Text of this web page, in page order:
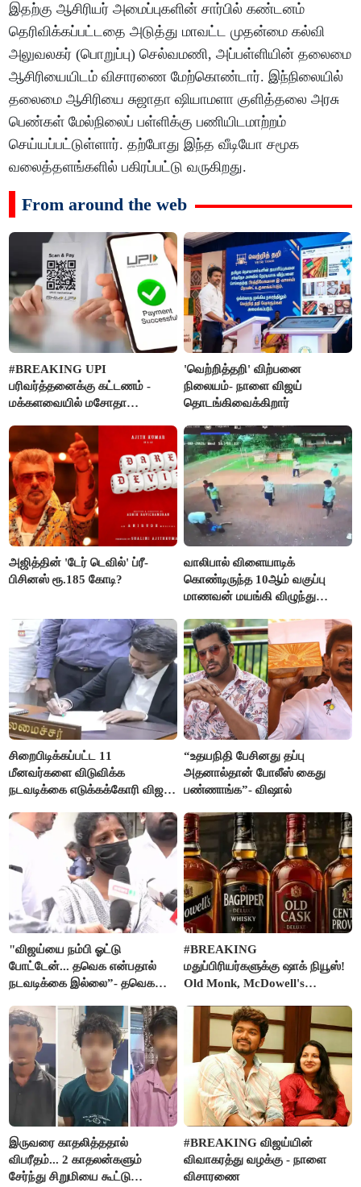
இதற்கு ஆசிரியர் அமைப்புகளின் சார்பில் கண்டனம்
தெரிவிக்கப்பட்டதை அடுத்து மாவட்ட முதன்மை கல்வி
அலுவலகர் (பொறுப்பு) செல்வமணி, அப்பள்ளியின் தலைமை
ஆசிரியையிடம் விசாரணை மேற்கொண்டார். இந்நிலையில்
தலைமை ஆசிரியை சுஜாதா ஷியாமளா குளித்தலை அரசு
பெண்கள் மேல்நிலைப் பள்ளிக்கு பணியிடமாற்றம்
செய்யப்பட்டுள்ளார். தற்போது இந்த வீடியோ சமூக
வலைத்தளங்களில் பகிரப்பட்டு வருகிறது.
From around the web
#BREAKING UPI
பரிவர்த்தனைக்கு கட்டணம் -
மக்களவையில் மசோதா
'வெற்றித்தறி' விற்பனை
நிலையம்- நாளை விஜய்
தொடங்கிவைக்கிறார்
அஜித்தின் 'டேர் டெவில்' ப்ரீ-
பிசினஸ் ரூ.185 கோடி?
வாலிபால் விளையாடிக்
கொண்டிருந்த 10ஆம் வகுப்பு
மாணவன் மயங்கி விழுந்து
சிறைபிடிக்கப்பட்ட 11
மீனவர்களை விடுவிக்க
நடவடிக்கை எடுக்கக்கோரி விஜய்
“உதயநிதி பேசினது தப்பு
அதனால்தான் போலீஸ் கைது
பண்ணாங்க”- விஷால்
"விஜய்யை நம்பி ஓட்டு
போட்டேன்... தவெக என்பதால்
நடவடிக்கை இல்லை”- தவெக
கதறல்
#BREAKING
மதுப்பிரியர்களுக்கு ஷாக் நியூஸ்!
Old Monk, McDowell's
FSSAI தடை
இருவரை காதலித்ததால்
விபரீதம்... 2 காதலன்களும்
சேர்ந்து சிறுமியை கூட்டு
#BREAKING விஜய்யின்
விவாகரத்து வழக்கு - நாளை
விசாரணை